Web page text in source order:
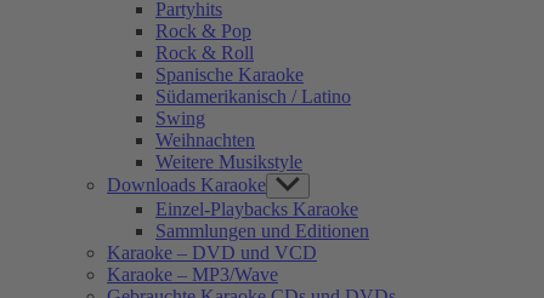
Partyhits
Rock & Pop
Rock & Roll
Spanische Karaoke
Südamerikanisch / Latino
Swing
Weihnachten
Weitere Musikstyle
Downloads Karaoke Show
sub
menu
Einzel-Playbacks Karaoke
Sammlungen und Editionen
Karaoke – DVD und VCD
Karaoke – MP3/Wave